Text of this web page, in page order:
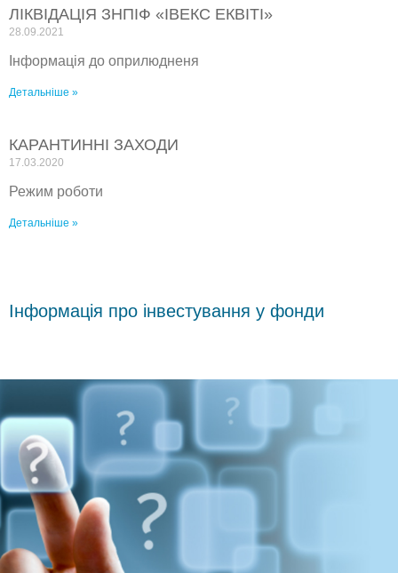
ЛІКВІДАЦІЯ ЗНПІФ «ІВЕКС ЕКВІТІ»
28.09.2021
Інформація до оприлюдненя
Детальніше »
КАРАНТИННІ ЗАХОДИ
17.03.2020
Режим роботи
Детальніше »
Інформація про інвестування у фонди